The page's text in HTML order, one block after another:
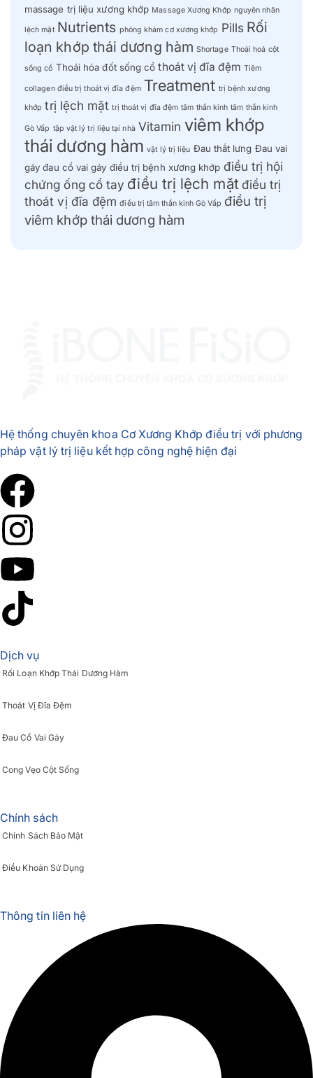
massage trị liệu xương khớp Massage Xương Khớp nguyên nhân
lệch mặt Nutrients phòng khám cơ xương khớp Pills Rối
loạn khớp thái dương hàm Shortage Thoái hoá cột
sống cổ Thoái hóa đốt sống cổ thoát vị đĩa đệm Tiêm
collagen điều trị thoát vị đĩa đệm Treatment trị bệnh xương
khớp trị lệch mặt trị thoát vị đĩa đệm tâm thần kinh tâm thần kinh
Gò Vấp tập vật lý trị liệu tại nhà Vitamin viêm khớp
thái dương hàm vật lý trị liệu Đau thắt lưng Đau vai
gáy đau cổ vai gáy điều trị bệnh xương khớp điều trị hội
chứng ống cổ tay điều trị lệch mặt điều trị
thoát vị đĩa đệm điều trị tâm thần kinh Gò Vấp điều trị
viêm khớp thái dương hàm
Hệ thống chuyên khoa Cơ Xương Khớp điều trị với phương
pháp vật lý trị liệu kết hợp công nghệ hiện đại
Dịch vụ
Rối Loạn Khớp Thái Dương Hàm
Thoát Vị Đĩa Đệm
Đau Cổ Vai Gáy
Cong Vẹo Cột Sống
Chính sách
Chính Sách Bảo Mật
Điều Khoản Sử Dụng
Thông tin liên hệ